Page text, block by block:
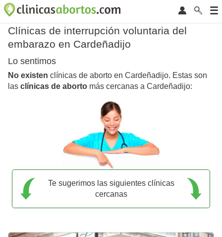
Clínicas de interrupción voluntaria del
embarazo en Cardeñadijo
Lo sentimos
No existen clínicas de aborto en Cardeñadijo. Estas son
las clínicas de aborto más cercanas a Cardeñadijo:
Te sugerimos las siguientes clínicas
cercanas